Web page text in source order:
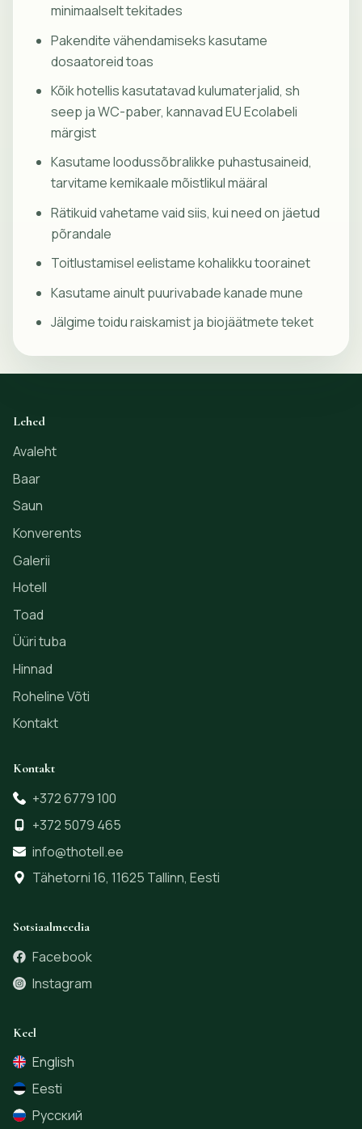
minimaalselt tekitades
Pakendite vähendamiseks kasutame
dosaatoreid toas
Kõik hotellis kasutatavad kulumaterjalid, sh
seep ja WC-paber, kannavad EU Ecolabeli
märgist
Kasutame loodussõbralikke puhastusaineid,
tarvitame kemikaale mõistlikul määral
Rätikuid vahetame vaid siis, kui need on jäetud
põrandale
Toitlustamisel eelistame kohalikku toorainet
Kasutame ainult puurivabade kanade mune
Jälgime toidu raiskamist ja biojäätmete teket
Lehed
Avaleht
Baar
Saun
Konverents
Galerii
Hotell
Toad
Üüri tuba
Hinnad
Roheline Võti
Kontakt
Kontakt
+372 6779 100
+372 5079 465
info@thotell.ee
Tähetorni 16, 11625 Tallinn, Eesti
Sotsiaalmeedia
Facebook
Instagram
Keel
English
Eesti
Русский